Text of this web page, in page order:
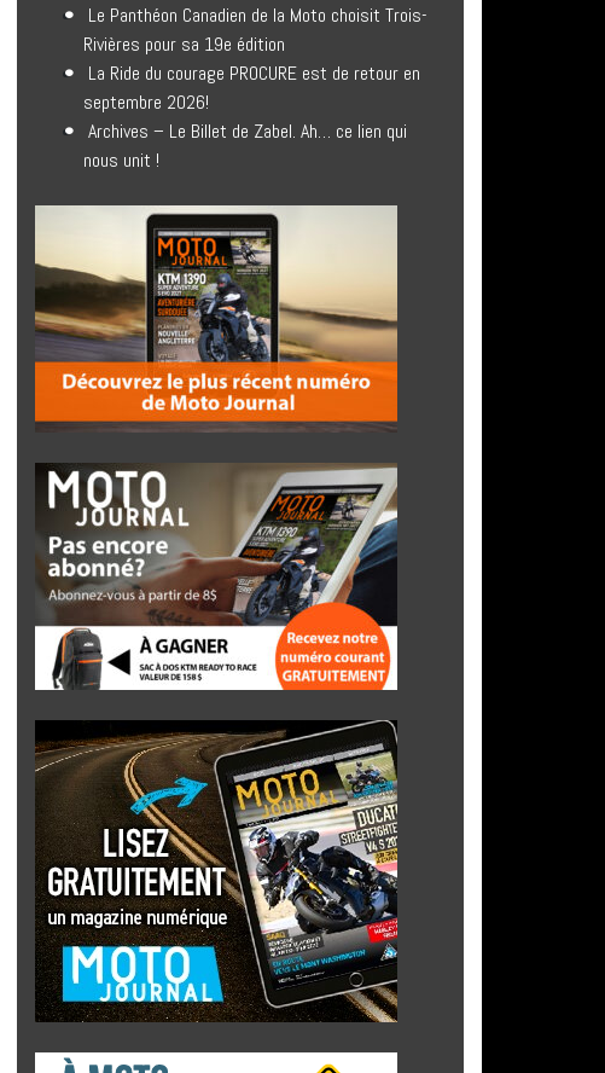
Le Panthéon Canadien de la Moto choisit Trois-
Rivières pour sa 19e édition
La Ride du courage PROCURE est de retour en
septembre 2026!
Archives – Le Billet de Zabel. Ah… ce lien qui
nous unit !